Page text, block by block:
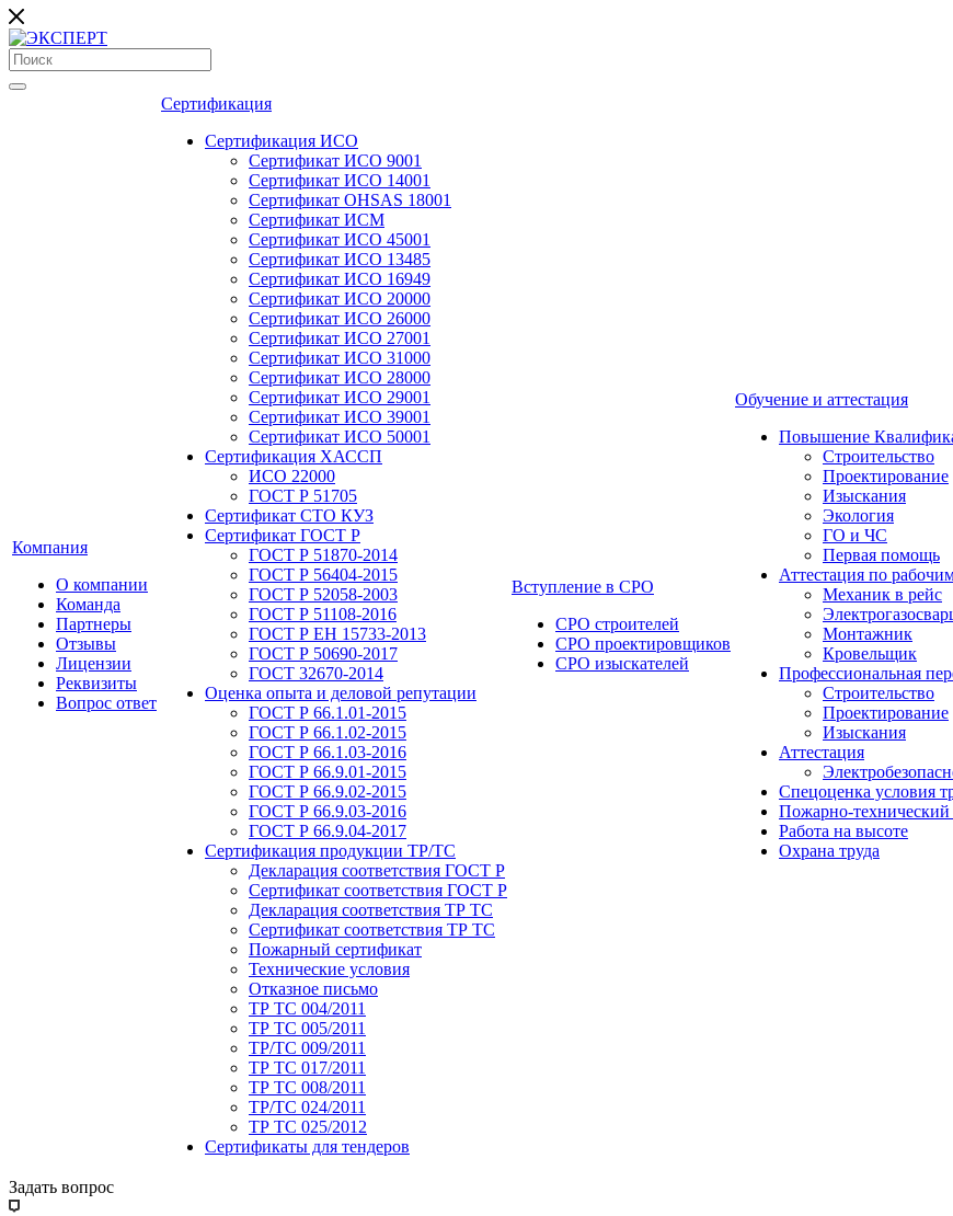
Компания
О компании
Команда
Партнеры
Отзывы
Лицензии
Реквизиты
Вопрос ответ
Сертификация
Сертификация ИСО
Сертификат ИСО 9001
Сертификат ИСО 14001
Сертификат OHSAS 18001
Сертификат ИСМ
Сертификат ИСО 45001
Сертификат ИСО 13485
Сертификат ИСО 16949
Сертификат ИСО 20000
Сертификат ИСО 26000
Сертификат ИСО 27001
Сертификат ИСО 31000
Сертификат ИСО 28000
Сертификат ИСО 29001
Сертификат ИСО 39001
Сертификат ИСО 50001
Сертификация ХАССП
ИСО 22000
ГОСТ Р 51705
Сертификат СТО КУЗ
Сертификат ГОСТ Р
ГОСТ Р 51870-2014
ГОСТ Р 56404-2015
ГОСТ Р 52058-2003
ГОСТ Р 51108-2016
ГОСТ Р ЕН 15733-2013
ГОСТ Р 50690-2017
ГОСТ 32670-2014
Оценка опыта и деловой репутации
ГОСТ Р 66.1.01-2015
ГОСТ Р 66.1.02-2015
ГОСТ Р 66.1.03-2016
ГОСТ Р 66.9.01-2015
ГОСТ Р 66.9.02-2015
ГОСТ Р 66.9.03-2016
ГОСТ Р 66.9.04-2017
Сертификация продукции ТР/ТС
Декларация соответствия ГОСТ Р
Сертификат соответствия ГОСТ Р
Декларация соответствия ТР ТС
Сертификат соответствия ТР ТС
Пожарный сертификат
Технические условия
Отказное письмо
ТР ТС 004/2011
ТР ТС 005/2011
ТР/ТС 009/2011
ТР ТС 017/2011
ТР ТС 008/2011
ТР/ТС 024/2011
ТР ТС 025/2012
Сертификаты для тендеров
Вступление в СРО
СРО строителей
СРО проектировщиков
СРО изыскателей
Обучение и аттестация
Повышение
Строительство
Проектирование
Изыскания
Экология
ГО и ЧС
Первая помощь
Аттестация по
Механик в рейс
Монтажник
Кровельщик
Профессиональная
Строительство
Проектирование
Изыскания
Аттестация
Спецоценка условия
Пожарно-
Работа на высоте
Охрана труда
Задать вопрос